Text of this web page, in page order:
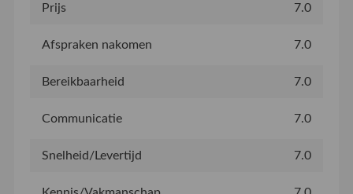
Prijs 7.0
Afspraken nakomen 7.0
Bereikbaarheid 7.0
Communicatie 7.0
Snelheid/Levertijd 7.0